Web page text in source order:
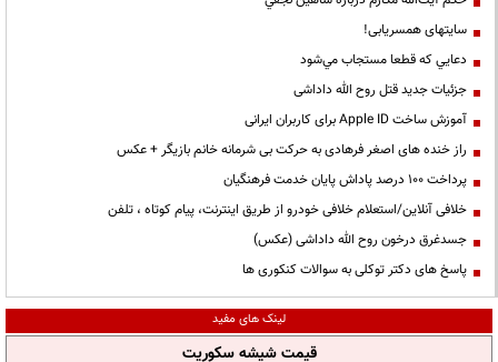
سایتهای همسریابی!
دعايي كه قطعا مستجاب مي‌شود
جزئیات جدید قتل روح الله داداشی
آموزش ساخت Apple ID برای کاربران ایرانی
راز خنده های اصغر فرهادی به حرکت بی شرمانه خانم بازیگر + عکس
پرداخت ۱۰۰ درصد پاداش پایان خدمت فرهنگیان
خلافی آنلاین/استعلام خلافی خودرو از طریق اینترنت، پیام کوتاه ، تلفن
جسدغرق درخون روح الله داداشی (عکس)
پاسخ های دکتر توکلی به سوالات کنکوری ها
لینک های مفید
قیمت شیشه سکوریت